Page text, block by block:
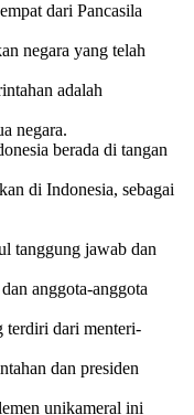
dari Pancasila
negara yang telah
adalah
negara.
berada di tangan
di Indonesia, sebagai
tanggung jawab dan
anggota-anggota
terdiri dari menteri-
dan presiden
unikameral ini